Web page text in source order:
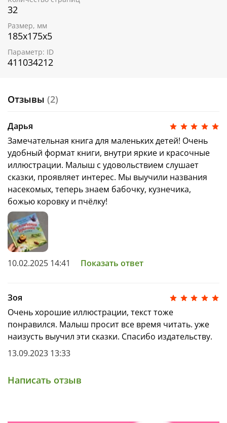
32
Размер, мм
185х175х5
Параметр: ID
411034212
Отзывы (2)
Дарья
Замечательная книга для маленьких детей! Очень
удобный формат книги, внутри яркие и красочные
иллюстрации. Малыш с удовольствием слушает
сказки, проявляет интерес. Мы выучили названия
насекомых, теперь знаем бабочку, кузнечика,
божью коровку и пчёлку!
10.02.2025 14:41 Показать ответ
Зоя
Очень хорошие иллюстрации, текст тоже
понравился. Малыш просит все время читать. уже
наизусть выучил эти сказки. Спасибо издательству.
13.09.2023 13:33
Написать отзыв